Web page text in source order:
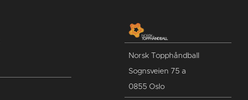
Norsk Topphåndball
Sognsveien 75 a
0855 Oslo